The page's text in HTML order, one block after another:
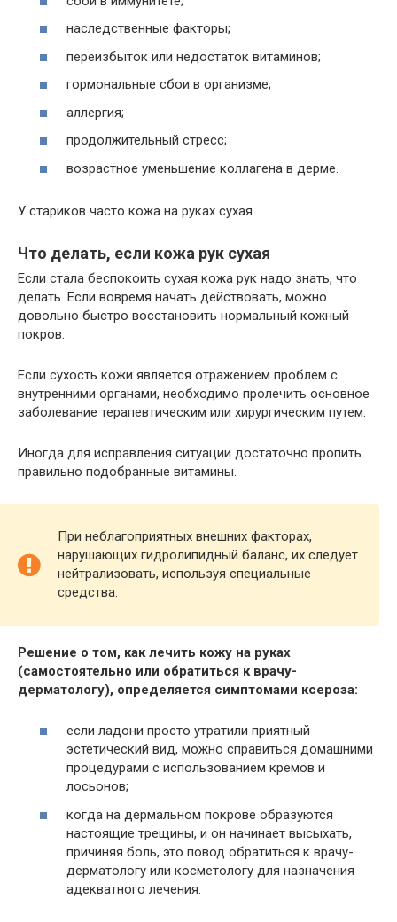
наследственные факторы;
переизбыток или недостаток витаминов;
гормональные сбои в организме;
аллергия;
продолжительный стресс;
возрастное уменьшение коллагена в дерме.
У стариков часто кожа на руках сухая
Что делать, если кожа рук сухая
Если стала беспокоить сухая кожа рук надо знать, что
делать. Если вовремя начать действовать, можно
довольно быстро восстановить нормальный кожный
покров.
Если сухость кожи является отражением проблем с
внутренними органами, необходимо пролечить основное
заболевание терапевтическим или хирургическим путем.
Иногда для исправления ситуации достаточно пропить
правильно подобранные витамины.
При неблагоприятных внешних факторах,
нарушающих гидролипидный баланс, их следует
нейтрализовать, используя специальные
средства.
Решение о том, как лечить кожу на руках
(самостоятельно или обратиться к врачу-
дерматологу), определяется симптомами ксероза:
если ладони просто утратили приятный
эстетический вид, можно справиться домашними
процедурами с использованием кремов и
лосьонов;
когда на дермальном покрове образуются
настоящие трещины, и он начинает высыхать,
причиняя боль, это повод обратиться к врачу-
дерматологу или косметологу для назначения
адекватного лечения.